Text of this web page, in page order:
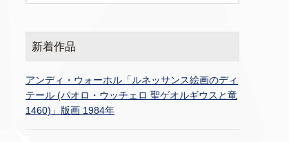
新着作品
アンディ・ウォーホル「ルネッサンス絵画のディ
テール (パオロ・ウッチェロ 聖ゲオルギウスと竜
1460)」版画 1984年